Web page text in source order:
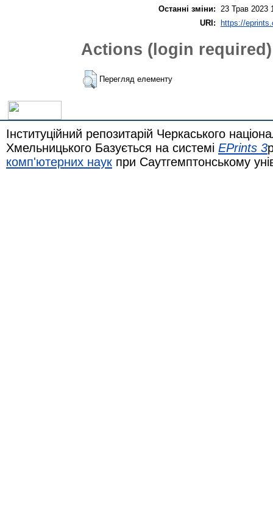
Останні зміни:
23 Трав 2023
URI: https://
Actions (login required)
Перегляд елементу
Інституційний репозитарій Черкаського
Хмельницького Базується на системі EPrints 3
комп'ютерних наук при Саутгемптонському